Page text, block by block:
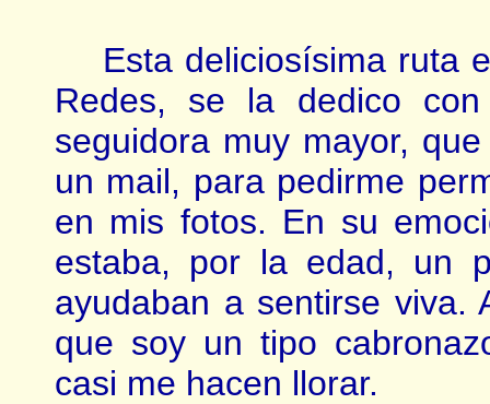
Esta deliciosísima ruta
Redes, se la dedico
seguidora muy mayor,
un mail, para pedirme
en mis fotos. En su
estaba, por la edad, un
ayudaban a sentirse viva.
que soy un tipo
casi me hacen llorar.